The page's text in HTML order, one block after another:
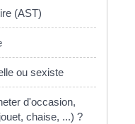
(AST)
ou sexiste
d'occasion,
chaise, ...) ?